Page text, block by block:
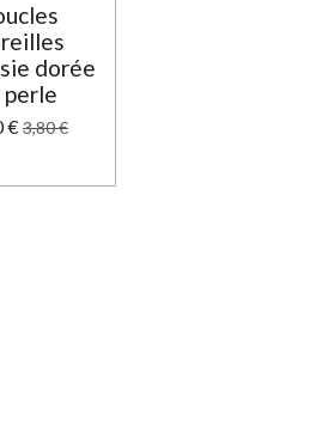
dorée
€3,80 €